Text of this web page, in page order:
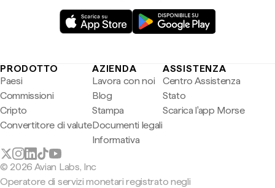
PRODOTTO
Paesi
Commissioni
Cripto
Convertitore di valute
AZIENDA
Lavora con noi
Blog
Stampa
Documenti legali
Informativa
ASSISTENZA
Centro Assistenza
Stato
Scarica l'app Morse
© 2026 Avian Labs, Inc
Operatore di servizi monetari registrato negli